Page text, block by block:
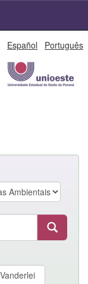
Español Português